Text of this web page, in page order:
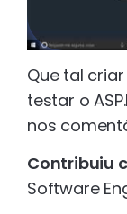
Que tal
testar o
nos
Contribuiu
Software